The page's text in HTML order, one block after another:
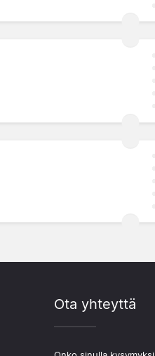
Ota yhteyttä